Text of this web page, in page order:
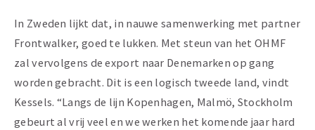
In Zweden lijkt dat, in nauwe samenwerking met partner
Frontwalker, goed te lukken. Met steun van het OHMF
zal vervolgens de export naar Denemarken op gang
worden gebracht. Dit is een logisch tweede land, vindt
Kessels. “Langs de lijn Kopenhagen, Malmö, Stockholm
gebeurt al vrij veel en we werken het komende jaar hard